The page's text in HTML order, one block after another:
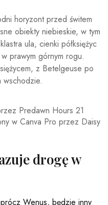
Predawn Hours 21
w Canva Pro przez Daisy
drogę w
Wenus, będzie inny